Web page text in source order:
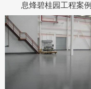
息烽碧桂园工程案例